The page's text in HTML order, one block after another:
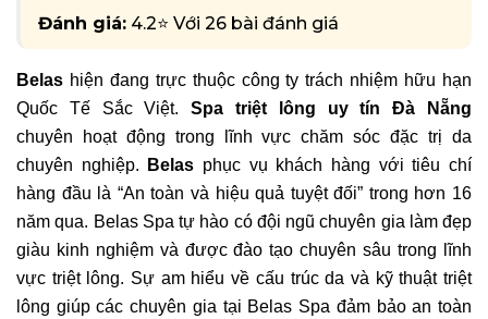
Đánh giá: 4.2⭐ Với 26 bài đánh giá
Belas hiện đang trực thuộc công ty trách nhiệm hữu hạn
Quốc Tế Sắc Việt.Spa triệt lông uy tín Đà Nẵng
chuyên hoạt động trong lĩnh vực chăm sóc đặc trị da
chuyên nghiệp.
Belas phục vụ khách hàng với tiêu chí
hàng đầu là “An toàn và hiệu quả tuyệt đối” trong hơn 16
năm qua. Belas Spa tự hào có đội ngũ chuyên gia làm đẹp
giàu kinh nghiệm và được đào tạo chuyên sâu trong lĩnh
vực triệt lông. Sự am hiểu về cấu trúc da và kỹ thuật triệt
lông giúp các chuyên gia tại Belas Spa đảm bảo an toàn